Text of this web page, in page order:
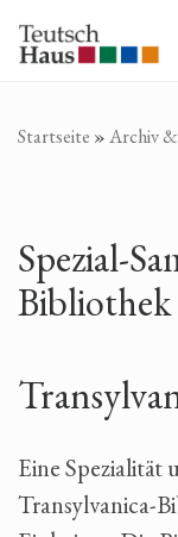
Zum Inhalt
Startseite »Archiv
Spezial-
Bibliothek
Eine Spezialität
Transylvanica-